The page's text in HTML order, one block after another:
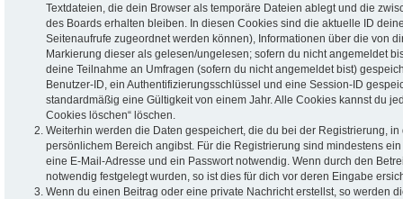
Textdateien, die dein Browser als temporäre Dateien ablegt und die
des Boards erhalten bleiben. In diesen Cookies sind die aktuelle ID
Seitenaufrufe zugeordnet werden können), Informationen über die von
Markierung dieser als gelesen/ungelesen; sofern du nicht angemeldet
deine Teilnahme an Umfragen (sofern du nicht angemeldet bist)
Benutzer-ID, ein Authentifizierungsschlüssel und eine Session-ID
standardmäßig eine Gültigkeit von einem Jahr. Alle Cookies kannst du
Cookies löschen“ löschen.
Weiterhin werden die Daten gespeichert, die du bei der Registrierung,
persönlichem Bereich angibst. Für die Registrierung sind mindestens
eine E-Mail-Adresse und ein Passwort notwendig. Wenn durch den
notwendig festgelegt wurden, so ist dies für dich vor deren Eingabe
Wenn du einen Beitrag oder eine private Nachricht erstellst, so werden